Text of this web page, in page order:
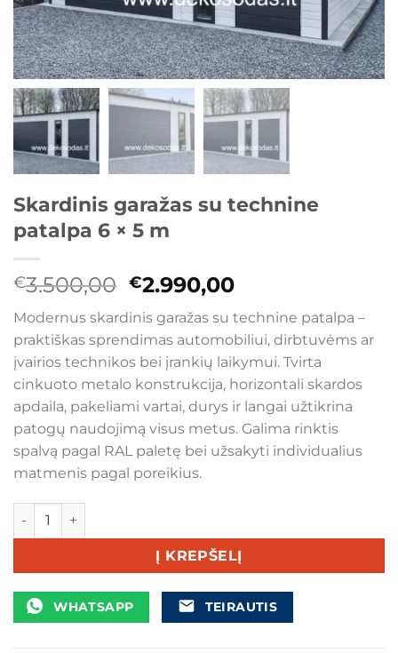
Skardinis garažas su technine
patalpa 6 × 5 m
€3.500,00 Original
price
was:
€3.500,00.
€2.990,00Current
price
is:
€2.990,00.
Modernus skardinis garažas su technine patalpa –
praktiškas sprendimas automobiliui, dirbtuvėms ar
įvairios technikos bei įrankių laikymui. Tvirta
cinkuoto metalo konstrukcija, horizontali skardos
apdaila, pakeliami vartai, durys ir langai užtikrina
patogų naudojimą visus metus. Galima rinktis
spalvą pagal RAL paletę bei užsakyti individualius
matmenis pagal poreikius.
produkto kiekis: Skardinis garažas su technine patalpa 6 ×
Į KREPŠELĮ
WHATSAPP TEIRAUTIS